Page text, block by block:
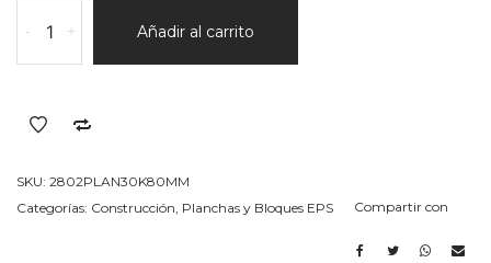
-
en
EPS
30k/m3
+ Añadir al carrito
SKU: 2802PLAN30K80MM
Categorías: Construcción Planchas y Bloques EPS Compartir con